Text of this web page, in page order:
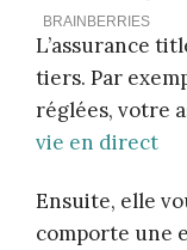
L’assurance
tiers. Par
réglées, votre
vie en direct
Ensuite, elle
comporte une